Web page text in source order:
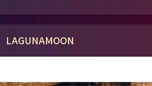
LAGUNAMOON